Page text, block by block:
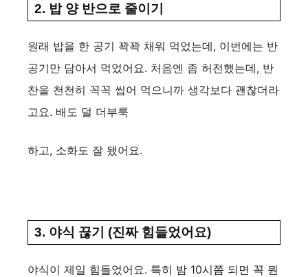
2. 밥 양 반으로 줄이기
원래 밥을 한 공기 꽉꽉 채워 먹었는데, 이번에는 반
공기만 담아서 먹었어요. 처음엔 좀 허전했는데, 반
찬을 천천히 꼭꼭 씹어 먹으니까 생각보다 괜찮더라
고요. 배도 덜 더부룩
하고, 소화도 잘 됐어요.
3. 야식 끊기 (진짜 힘들었어요)
야식이 제일 힘들었어요. 특히 밤 10시쯤 되면 꼭 뭔